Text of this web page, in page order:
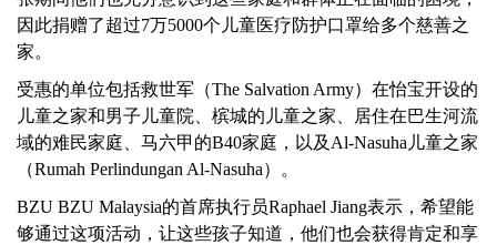
因此捐赠了超过7万5000个儿童医疗防护口罩给多个慈善之
家。
受惠的单位包括救世军（The Salvation Army）在怡宝开设的
儿童之家和男子儿童院、槟城的儿童之家、居住在巴生河流
域的难民家庭、马六甲的B40家庭，以及Al-Nasuha儿童之家
（Rumah Perlindungan Al-Nasuha）。
BZU BZU Malaysia的首席执行员Raphael Jiang表示，希望能
够通过这项活动，让这些孩子知道，他们也会获得肯定和享